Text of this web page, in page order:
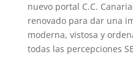
nuevo portal C.C.
renovado para dar una
moderna, vistosa y
todas las percepciones